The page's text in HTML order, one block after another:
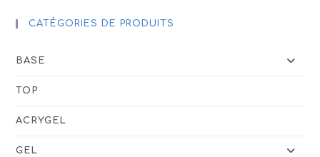
CATÉGORIES DE PRODUITS
BASE
TOP
ACRYGEL
GEL